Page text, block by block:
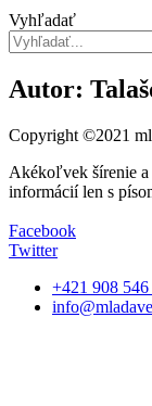
Vyhľadať
Autor:
Copyright ©2021
Akékoľvek šírenie
informácií len s
Facebook
Twitter
+421 908 546